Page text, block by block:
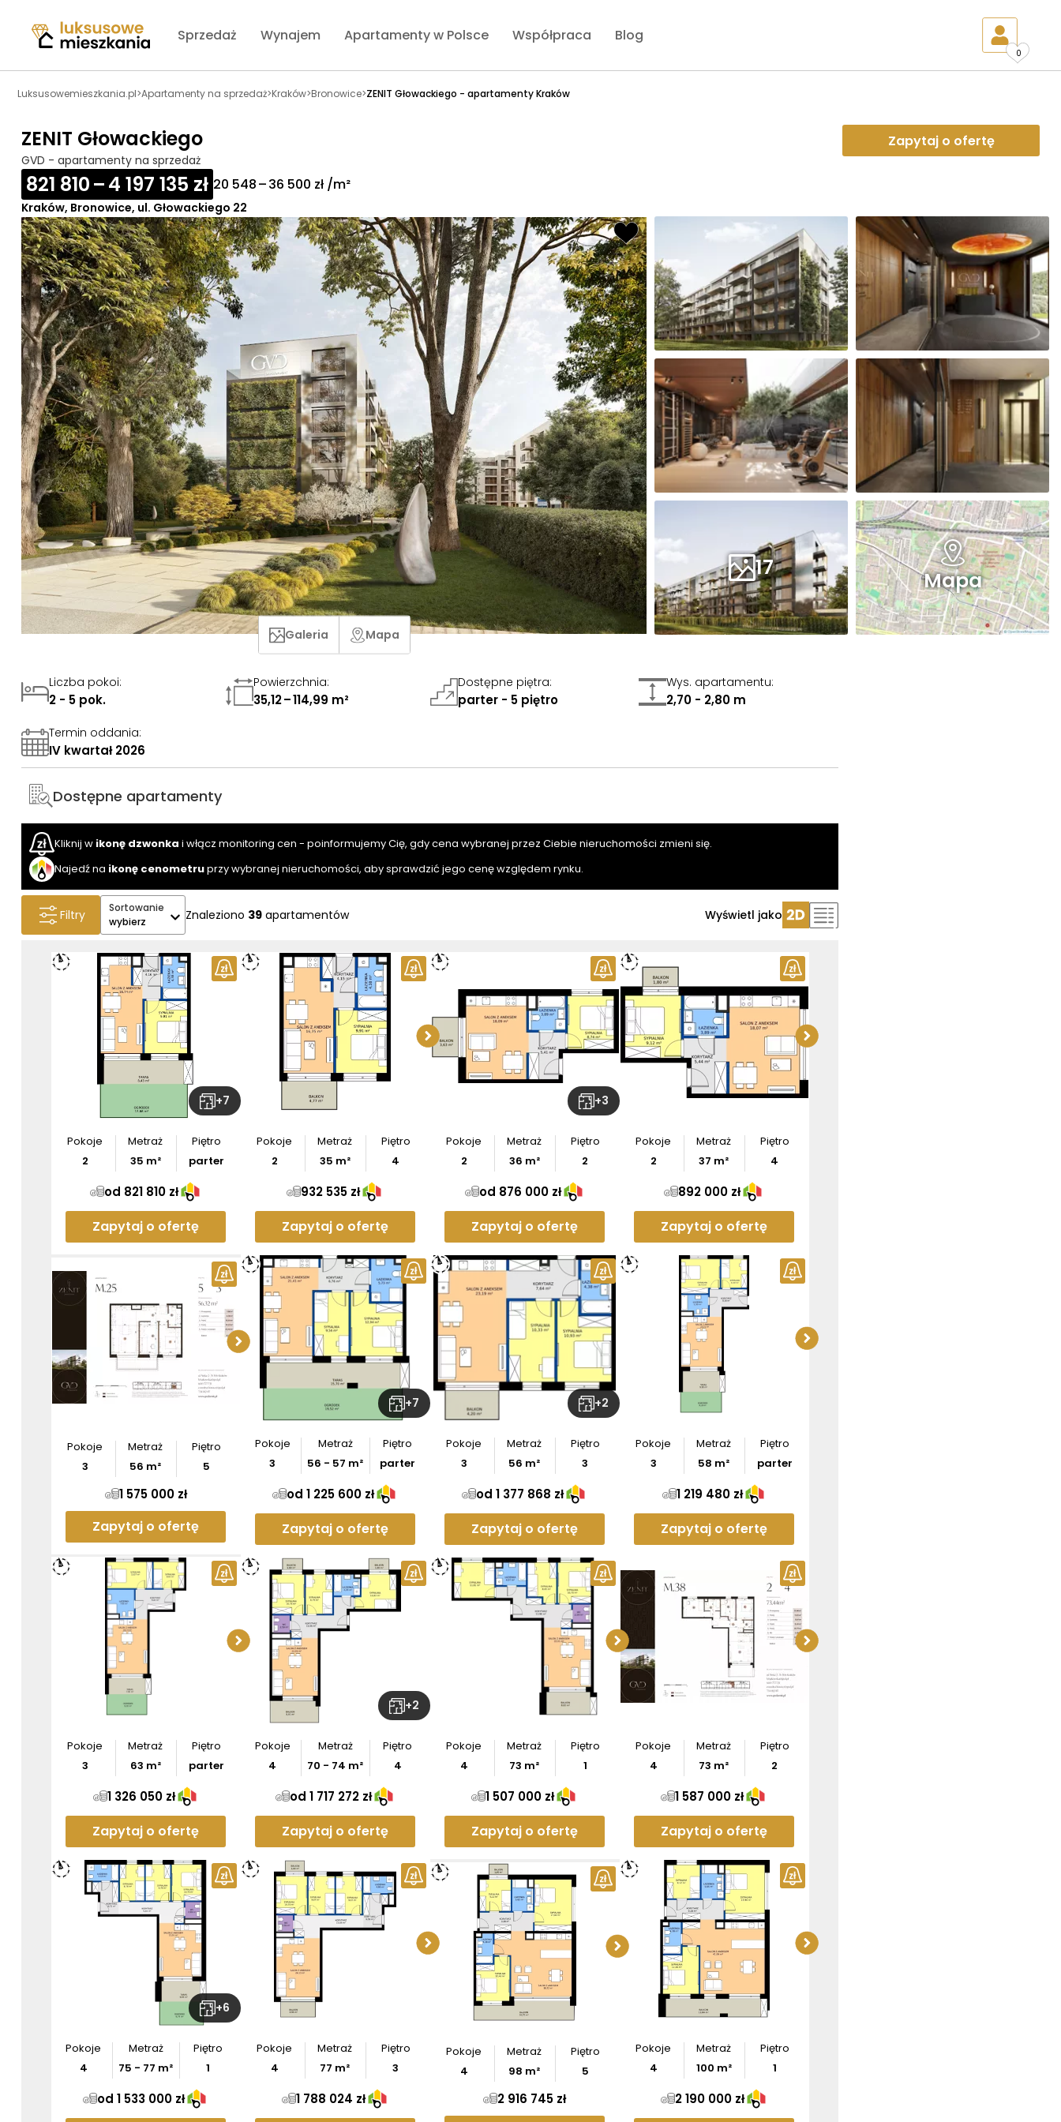
Sprzedaż Wynajem Apartamenty w Polsce Współpraca Blog
0
Luksusowemieszkania.pl>Apartamenty na sprzedaż>Kraków>Bronowice>ZENIT Głowackiego - apartamenty Kraków
ZENIT Głowackiego
GVD - apartamenty na sprzedaż
Zapytaj o ofertę
821 810 – 4 197 135 zł 20 548 – 36 500 zł /m²
Kraków, Bronowice, ul. Głowackiego 22
17 Mapa
Galeria Mapa
Liczba pokoi:
2 - 5 pok.
Powierzchnia:
35,12 – 114,99 m²
Dostępne piętra:
parter - 5 piętro
Wys. apartamentu:
2,70 - 2,80 m
Termin oddania:
IV kwartał 2026
Dostępne apartamenty
Kliknij w ikonę dzwonka i włącz monitoring cen - poinformujemy Cię, gdy cena wybranej przez Ciebie nieruchomości zmieni się.
Najedź na ikonę cenometruprzy wybranej nieruchomości, aby sprawdzić jego cenę względem rynku.
Filtry
Sortowanie
wybierz
Znaleziono 39 apartamentów Wyświetl jako
+7
Pokoje
2
Metraż
35 m²
Piętro
parter
od 821 810 zł
Zapytaj o ofertę
Sprawdź wymiary
apartamentu
Pobierzrzut
Pokoje
2
Metraż
35 m²
Piętro
4
932 535 zł
Zapytaj o ofertę
+3
Pokoje
2
Metraż
36 m²
Piętro
2
od 876 000 zł
Zapytaj o ofertę
Pokoje
2
Metraż
37 m²
Piętro
4
892 000 zł
Zapytaj o ofertę
Pobierz
Pokoje
3
Metraż
56 m²
Piętro
5
1 575 000 zł
Zapytaj o ofertę
+7
Pokoje
3
Metraż
56 - 57 m²
Piętro
parter
od 1 225 600 zł
Zapytaj o ofertę
+2
Pokoje
3
Metraż
56 m²
Piętro
3
od 1 377 868 zł
Zapytaj o ofertę
Pokoje
3
Metraż
58 m²
Piętro
parter
1 219 480 zł
Zapytaj o ofertę
Sprawdź wymiary
apartamentu
Pokoje
3
Metraż
63 m²
Piętro
parter
1 326 050 zł
Zapytaj o ofertę
+2
Pokoje
4
Metraż
70 - 74 m²
Piętro
4
od 1 717 272 zł
Zapytaj o ofertę
Sprawdź wymiary
apartamentu
Pobierzrzut
Pokoje
4
Metraż
73 m²
Piętro
1
1 507 000 zł
Zapytaj o ofertę
Pokoje
4
Metraż
73 m²
Piętro
2
1 587 000 zł
Zapytaj o ofertę
+6
Pokoje
4
Metraż
75 - 77 m²
Piętro
1
od 1 533 000 zł
Sprawdź wymiary
apartamentu
Pobierzrzut
Pokoje
4
Metraż
77 m²
Piętro
3
1 788 024 zł
Sprawdź wymiary
apartamentu
Pobierz rzut
Pokoje
4
Metraż
98 m²
Piętro
5
2 916 745 zł
Pokoje
4
Metraż
100 m²
Piętro
1
2 190 000 zł